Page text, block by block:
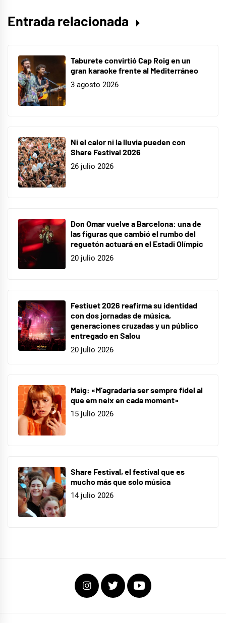
Grammy,
nits
de
Barcelona
Entrada relacionada
Taburete convirtió Cap Roig en un
gran karaoke frente al Mediterráneo
3 agosto 2026
Ni el calor ni la lluvia pueden con
Share Festival 2026
26 julio 2026
Don Omar vuelve a Barcelona: una de
las figuras que cambió el rumbo del
reguetón actuará en el Estadi Olímpic
20 julio 2026
Festiuet 2026 reafirma su identidad
con dos jornadas de música,
generaciones cruzadas y un público
entregado en Salou
20 julio 2026
Maig: «M’agradaria ser sempre fidel al
que em neix en cada moment»
15 julio 2026
Share Festival, el festival que es
mucho más que solo música
14 julio 2026
InstagramTwitterYoutube